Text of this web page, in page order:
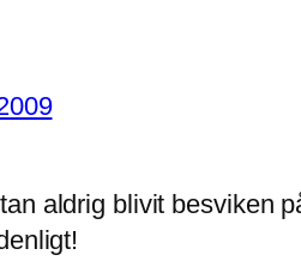
aldrig blivit besviken